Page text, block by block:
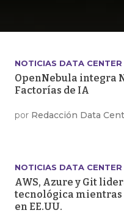
NOTICIAS DATA CENTER
OpenNebula integra
Factorías de IA
por Redacción Data
NOTICIAS DATA CENTER
AWS, Azure y Git
tecnológica mientras
en EE.UU.